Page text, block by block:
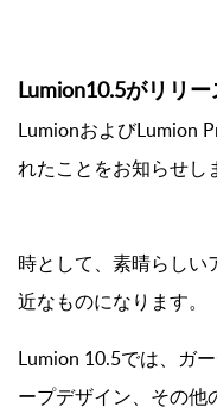
Lumion10.5がリリー
LumionおよびLumion
れたことをお知らせし
時として、素晴らし
近なものになります。
Lumion 10.5では、ガ
ープデザイン、その他